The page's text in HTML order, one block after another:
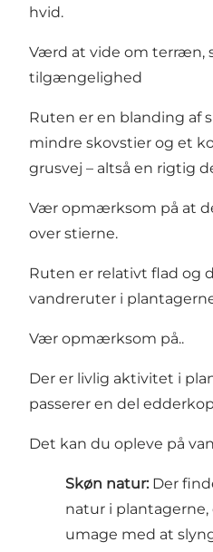
hvid.
Værd at vide om terræn,
tilgængelighed
Ruten er en blanding af
mindre skovstier og et
grusvej – altså en rigtig
Vær opmærksom på at
over stierne.
Ruten er relativt flad og
vandreruter i
Vær opmærksom på..
Der er livlig aktivitet i
passerer en del
Det kan du opleve på
Skøn natur: Der
natur i
umage med at